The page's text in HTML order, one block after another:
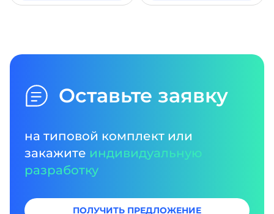
нефтегазопровода"
пружинного клапана
Оставьте заявку
на типовой комплект или
закажите индивидуальную
разработку
ПОЛУЧИТЬ ПРЕДЛОЖЕНИЕ